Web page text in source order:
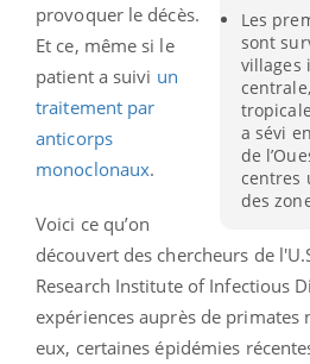
Les
sont
villages
a sévi
de
centres
des
provoquer le décès.
Et ce, même si le
patient a suivi un
traitement par
anticorps
monoclonaux.
Voici ce qu’on
découvert des chercheurs de
Research Institute of Infectious
expériences auprès de primates
eux, certaines épidémies